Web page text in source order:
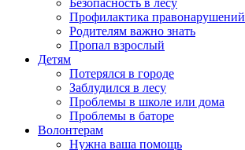
Безопасность в лесу
Профилактика правонарушений
Родителям важно знать
Пропал взрослый
Детям
Потерялся в городе
Заблудился в лесу
Проблемы в школе или дома
Проблемы в баторе
Волонтерам
Нужна ваша помощь